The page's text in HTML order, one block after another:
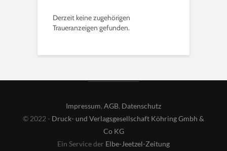
Derzeit keine zugehörigen
Traueranzeigen gefunden.
Impressum, AGB, Datenschutz
© 2022 - Druck- und Verlagsgesellschaft Köhring Gmbh &
Co KG
Ein Service der Elbe-Jeetzel-Zeitung